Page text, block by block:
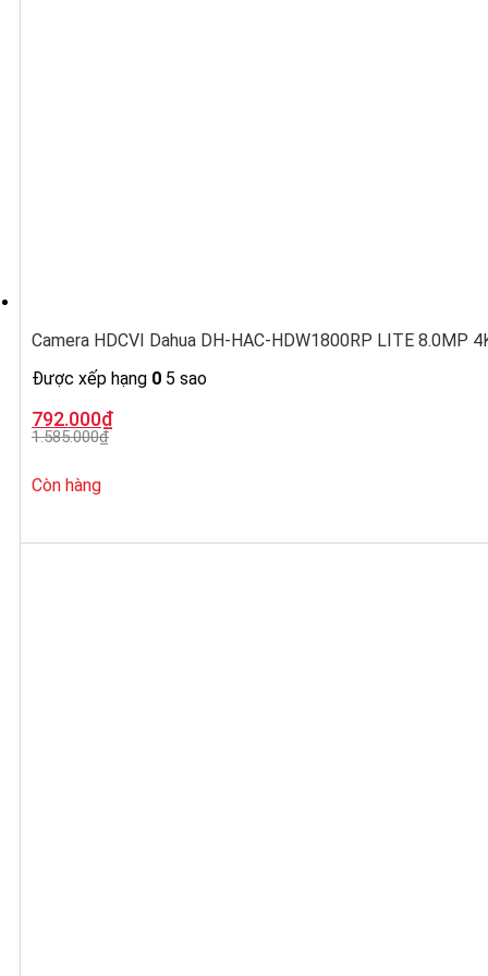
Camera HDCVI Dahua DH-HAC-HDW1800RP LITE 8.0MP
Được xếp hạng 0 5 sao
1.585.000₫
Giá
gốc
là:
792.000₫
Giá
hiện
tại
792.000₫.
Còn hàng